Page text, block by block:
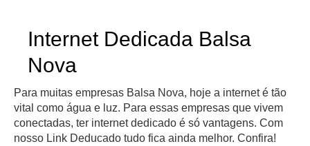
Internet Dedicada Balsa
Nova
Para muitas empresas Balsa Nova, hoje a internet é tão
vital como água e luz. Para essas empresas que vivem
conectadas, ter internet dedicado é só vantagens. Com
nosso Link Deducado tudo fica ainda melhor. Confira!